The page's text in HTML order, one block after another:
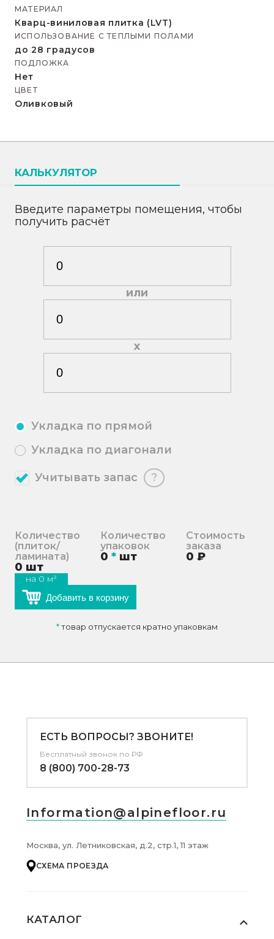
МАТЕРИАЛ
Кварц-виниловая плитка (LVT)
ИСПОЛЬЗОВАНИЕ С ТЕПЛЫМИ ПОЛАМИ
до 28 градусов
ПОДЛОЖКА
Нет
ЦВЕТ
Оливковый
КАЛЬКУЛЯТОР
Введите параметры помещения, чтобы
получить расчёт
или
х
Укладка по прямой
Укладка по диагонали
Учитывать запас ?
Количество
(плиток/
ламината)
0 шт
на 0 м²
Количество
упаковок
0 * шт
Стоимость
заказа
0 ₽
Добавить в корзину
*товар отпускается кратно упаковкам
КАТАЛОГ
ЕСТЬ ВОПРОСЫ? ЗВОНИТЕ!
Бесплатный звонок по РФ
8 (800) 700-28-73
Information@alpinefloor.ru
Москва, ул. Летниковская, д.2, стр.1, 11 этаж
СХЕМА ПРОЕЗДА